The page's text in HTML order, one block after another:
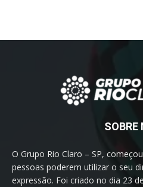
SOBRE
O Grupo Rio Claro – SP,
pessoas poderem utilizar o seu
expressão. Foi criado no dia 23